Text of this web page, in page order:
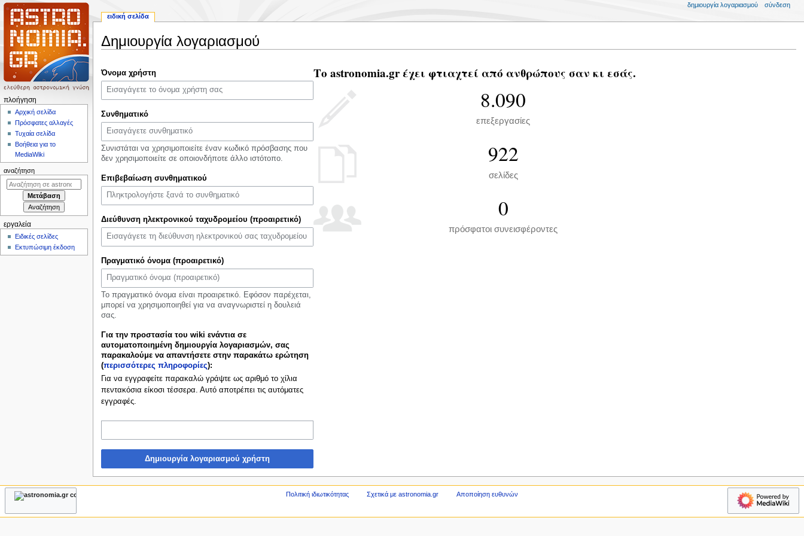
Δημιουργία λογαριασμού
στην
πλοήγηση
στην
αναζήτηση
Όνομα χρήστη
Συνθηματικό
Συνιστάται να χρησιμοποιείτε έναν κωδικό πρόσβασης που
δεν χρησιμοποιείτε σε οποιονδήποτε άλλο ιστότοπο.
Επιβεβαίωση συνθηματικού
Διεύθυνση ηλεκτρονικού ταχυδρομείου (προαιρετικό)
Πραγματικό όνομα (προαιρετικό)
Το πραγματικό όνομα είναι προαιρετικό. Εφόσον παρέχεται,
μπορεί να χρησιμοποιηθεί για να αναγνωριστεί η δουλειά
σας.
Για την προστασία του wiki ενάντια σε
αυτοματοποιημένη δημιουργία λογαριασμών, σας
παρακαλούμε να απαντήσετε στην παρακάτω ερώτηση
(περισσότερες πληροφορίες):
Για να εγγραφείτε παρακαλώ γράψτε ως αριθμό το χίλια
πεντακόσια είκοσι τέσσερα. Αυτό αποτρέπει τις αυτόματες
εγγραφές.
Δημιουργία λογαριασμού χρήστη
Το astronomia.gr έχει φτιαχτεί από ανθρώπους σαν κι εσάς.
8.090
επεξεργασίες
922
σελίδες
0
πρόσφατοι συνεισφέροντες
Μ
π
γ
η
η
ειδική σελίδα
δημιουργία λογαριασμού σύνδεση
πλοήγηση
Αρχική σελίδα
Πρόσφατες αλλαγές
Τυχαία σελίδα
Βοήθεια για το
MediaWiki
αναζήτηση
εργαλεία
Ειδικές σελίδες
Εκτυπώσιμη έκδοση
Πολιτική ιδιωτικότητας Σχετικά με astronomia.gr Αποποίηση ευθυνών